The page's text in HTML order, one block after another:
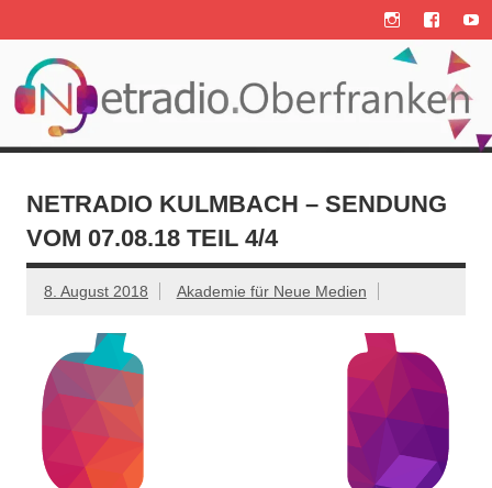
springen
NETRADIO KULMBACH – SENDUNG
VOM 07.08.18 TEIL 4/4
8. August 2018 Akademie für Neue Medien